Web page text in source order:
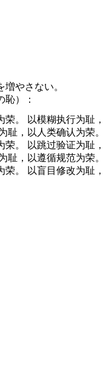
やさない。
恥）：
。 以模糊执行为耻，
耻，以人类确认为荣。
。 以跳过验证为耻，
耻，以遵循规范为荣。
。 以盲目修改为耻，